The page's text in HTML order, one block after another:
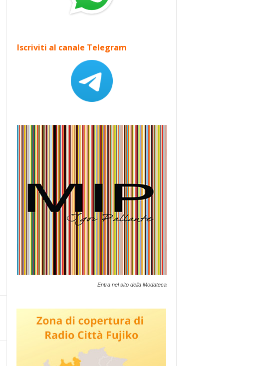
Iscriviti al canale Telegram
Entra nel sito della Modateca